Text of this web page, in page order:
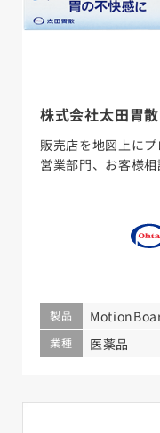
株式会社太田胃散
販売店を地図上に
営業部門、お客様
製品
業種 医薬品